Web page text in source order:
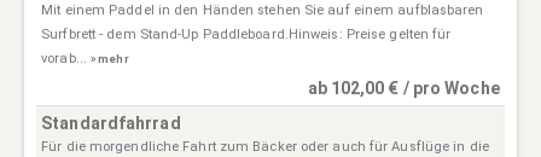
Mit einem Paddel in den Händen stehen Sie auf einem aufblasbaren
Surfbrett - dem Stand-Up Paddleboard.Hinweis: Preise gelten für
vorab...» mehr
ab 102,00 € / pro Woche
Standardfahrrad
Für die morgendliche Fahrt zum Bäcker oder auch für Ausflüge in die